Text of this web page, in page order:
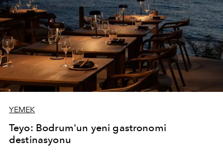
YEMEK
Teyo: Bodrum'un yeni gastronomi
destinasyonu